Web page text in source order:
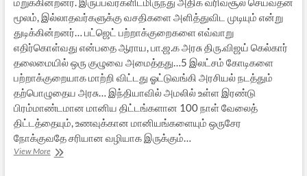
மூலம், இல்லாதவர்களுக்கு வசதிகளை அளித்துவிட முடியும் என்று
துடிக்கின்றனர்… பட்ஜெட் பற்றாக்குறைகளை எவ்வாறு
எதிர்கொள்வது என்பதை ஆராய, பா.ஜ.க அரசு திரு.விஜய் கெல்கார்
தலைமையில் ஒரு குழுவை அமைத்தது…5 இலட்சம் கோடிகளை
பற்றாக்குறையாக மாற்றி விட்டது ஓட்டுவங்கி அரசியல் நடத்தும்
தற்பொழுதைய அரசு… இந்தியாவில் அமலில் உள்ள இரண்டு
பிரம்மாண்டமான மானிய திட்டங்களான 100 நாள் வேலைத்
திட்டத்தையும், உணவுக்கான மானியங்களையும் ஒருசேர
நோக்குவதே சரியான வழியாக இருக்கும்…
View Moreகம்யூனிசமும்